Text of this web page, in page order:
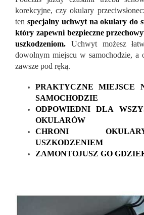
korekcyjne, czy okulary
ten specjalny uchwyt na okulary do
który zapewni bezpieczne
uszkodzeniom. Uchwyt możesz
dowolnym miejscu w samochodzie, a
zawsze pod ręką.
PRAKTYCZNE MIEJSCE
SAMOCHODZIE
ODPOWIEDNI DLA
OKULARÓW
CHRONI
USZKODZENIEM
ZAMONTOJUSZ GO